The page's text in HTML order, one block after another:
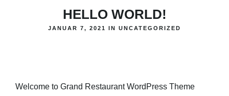
HELLO WORLD!
JANUAR 7, 2021 IN UNCATEGORIZED
Welcome to Grand Restaurant WordPress Theme